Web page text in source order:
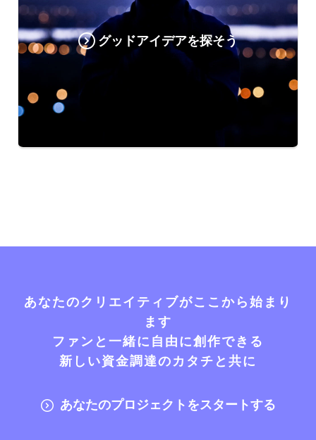
グッドアイデアを探そう
あなたのクリエイティブがここから始まり
ます
ファンと一緒に自由に創作できる
新しい資金調達のカタチと共に
あなたのプロジェクトをスタートする